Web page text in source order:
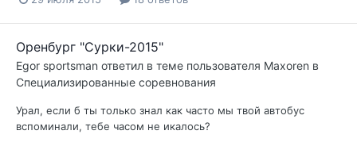
Оренбург "Сурки-2015"
Egor sportsman ответил в теме пользователя Maxoren в
Специализированные соревнования
Урал, если б ты только знал как часто мы твой автобус
вспоминали, тебе часом не икалось?